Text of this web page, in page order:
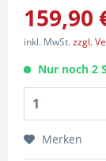
159,90
inkl. MwSt.zzgl.
Nur noch 2
Merken